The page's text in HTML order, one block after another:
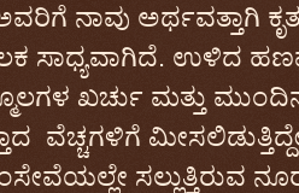
ನಾವು ಅರ್ಥವತ್ತಾಗಿ
ಉಳಿದ
ಖರ್ಚು ಮತ್ತು
ವೆಚ್ಚಗಳಿಗೆ
ಸಲ್ಲುತ್ತಿರುವ